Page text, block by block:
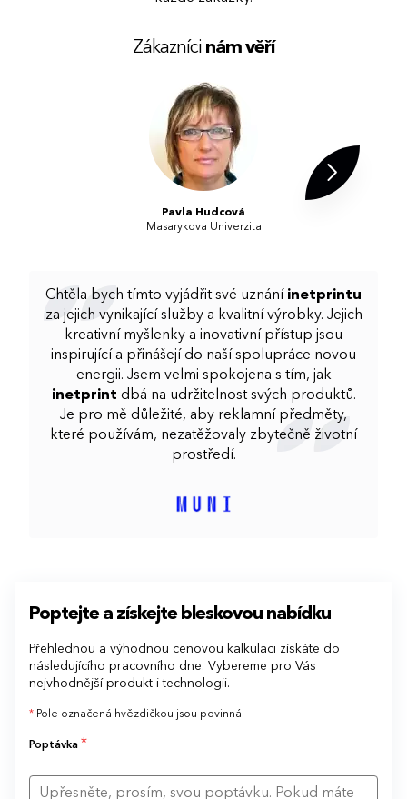
Zákazníci nám věří
Pavla Hudcová
Masarykova Univerzita
Chtěla bych tímto vyjádřit své uznání inetprintu
za jejich vynikající služby a kvalitní výrobky. Jejich
kreativní myšlenky a inovativní přístup jsou
inspirující a přinášejí do naší spolupráce novou
energii. Jsem velmi spokojena s tím, jak
inetprint dbá na udržitelnost svých produktů.
Je pro mě důležité, aby reklamní předměty,
které používám, nezatěžovaly zbytečně životní
prostředí.
Poptejte a získejte bleskovou nabídku
Přehlednou a výhodnou cenovou kalkulaci získáte do
následujícího pracovního dne. Vybereme pro Vás
nejvhodnější produkt i technologii.
* Pole označená hvězdičkou jsou povinná
Poptávka *